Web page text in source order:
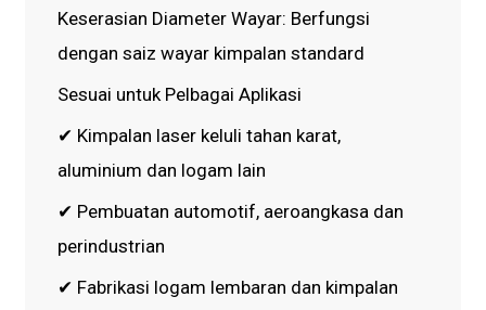
Keserasian Diameter Wayar: Berfungsi
dengan saiz wayar kimpalan standard
Sesuai untuk Pelbagai Aplikasi
✔ Kimpalan laser keluli tahan karat,
aluminium dan logam lain
✔ Pembuatan automotif, aeroangkasa dan
perindustrian
✔ Fabrikasi logam lembaran dan kimpalan